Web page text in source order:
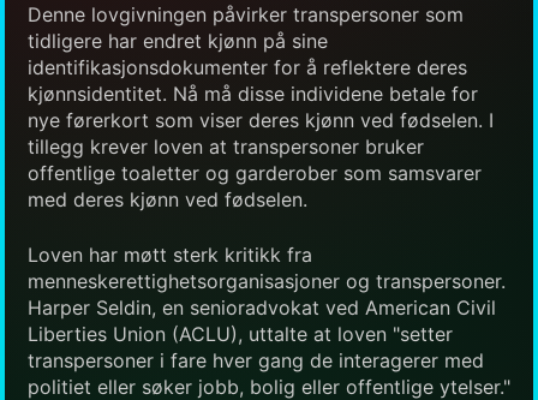
Denne lovgivningen påvirker transpersoner som
tidligere har endret kjønn på sine
identifikasjonsdokumenter for å reflektere deres
kjønnsidentitet. Nå må disse individene betale for
nye førerkort som viser deres kjønn ved fødselen. I
tillegg krever loven at transpersoner bruker
offentlige toaletter og garderober som samsvarer
med deres kjønn ved fødselen.
Loven har møtt sterk kritikk fra
menneskerettighetsorganisasjoner og transpersoner.
Harper Seldin, en senioradvokat ved American Civil
Liberties Union (ACLU), uttalte at loven "setter
transpersoner i fare hver gang de interagerer med
politiet eller søker jobb, bolig eller offentlige ytelser."